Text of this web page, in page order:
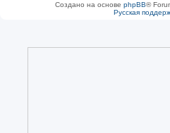
Создано на основе phpBB®
Русская